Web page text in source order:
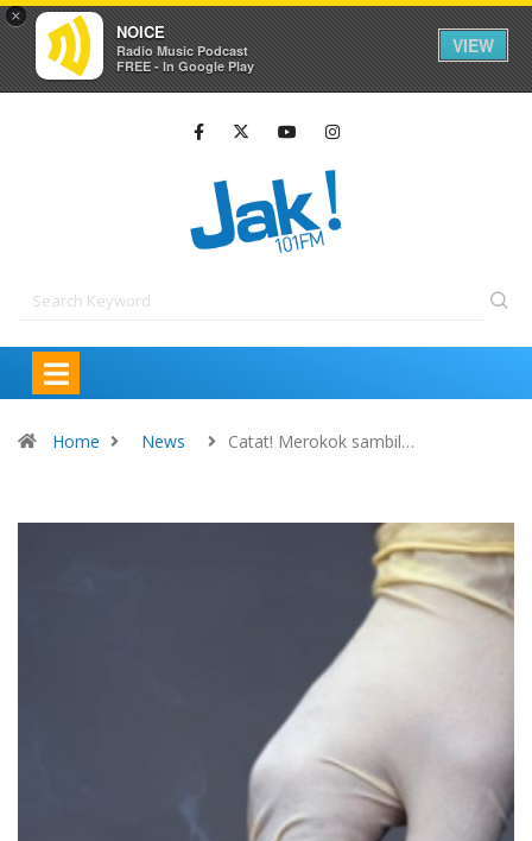
×
NOICE
Radio Music Podcast
FREE - In Google Play
VIEW
Home News Catat! Merokok sambil…